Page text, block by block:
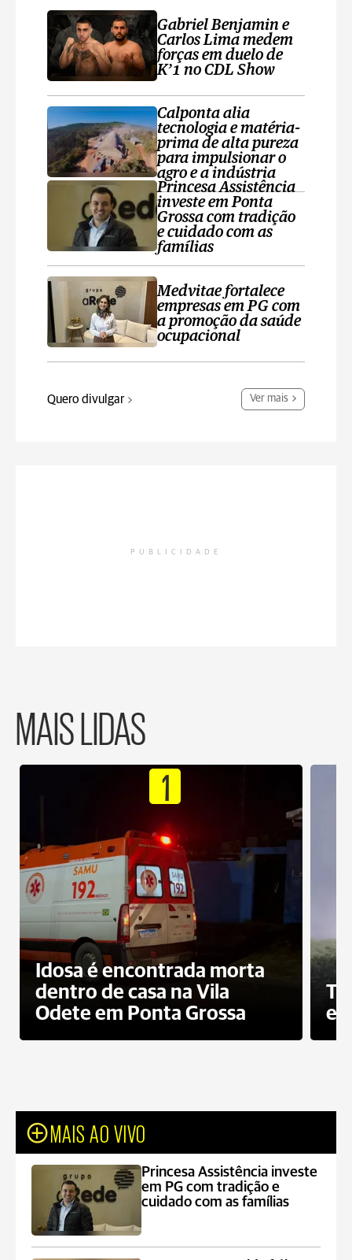
Gabriel Benjamin e
Carlos Lima medem
forças em duelo de
K’1 no CDL Show
Calponta alia
tecnologia e matéria-
prima de alta pureza
para impulsionar o
agro e a indústria
Princesa Assistência
investe em Ponta
Grossa com tradição
e cuidado com as
famílias
Medvitae fortalece
empresas em PG com
a promoção da saúde
ocupacional
Quero divulgar Ver mais
PUBLICIDADE
MAIS LIDAS
1
Idosa é encontrada morta
dentro de casa na Vila
Odete em Ponta Grossa
e
MAIS AO VIVO
Princesa Assistência investe
em PG com tradição e
cuidado com as famílias